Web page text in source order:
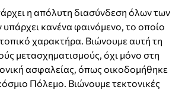
η απόλυτη διασύνδεση όλων των
κανένα φαινόμενο, το οποίο
χαρακτήρα. Βιώνουμε αυτή τη
μετασχηματισμούς, όχι μόνο στη
ασφαλείας, όπως οικοδομήθηκε
Πόλεμο. Βιώνουμε τεκτονικές